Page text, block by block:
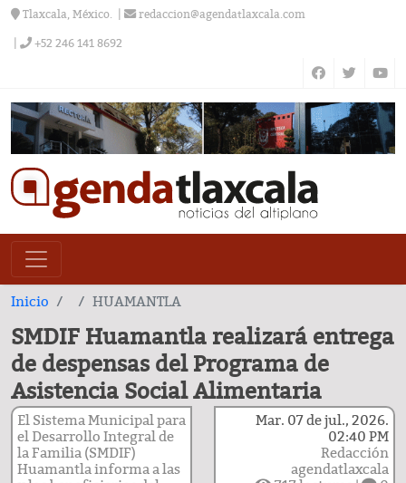
Tlaxcala, México. redaccion@agendatlaxcala.com
+52 246 141 8692
Inicio HUAMANTLA
SMDIF Huamantla realizará entrega
de despensas del Programa de
Asistencia Social Alimentaria
El Sistema Municipal para
el Desarrollo Integral de
la Familia (SMDIF)
Huamantla informa a las
Mar. 07 de jul., 2026.
02:40 PM
Redacción
agendatlaxcala